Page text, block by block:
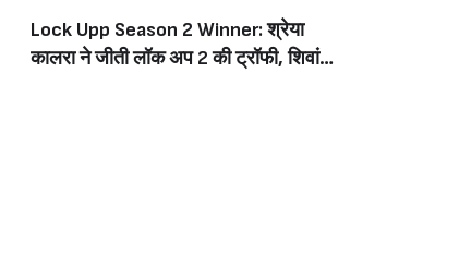
Lock Upp Season 2 Winner: श्रेया
कालरा ने जीती लॉक अप 2 की ट्रॉफी, शिवांगी